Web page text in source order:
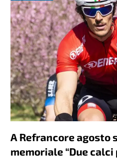
A Refrancore agosto
memoriale “Due calci